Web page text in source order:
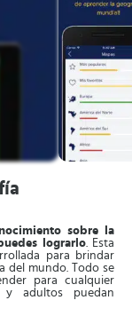
sobre la
lograrlo. Esta
para brindar
del mundo. Todo se
para cualquier
y adultos puedan